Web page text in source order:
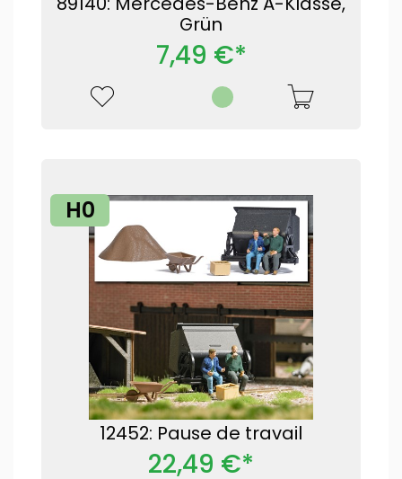
Grün
7,49 €*
H0
12452: Pause de travail
22,49 €*